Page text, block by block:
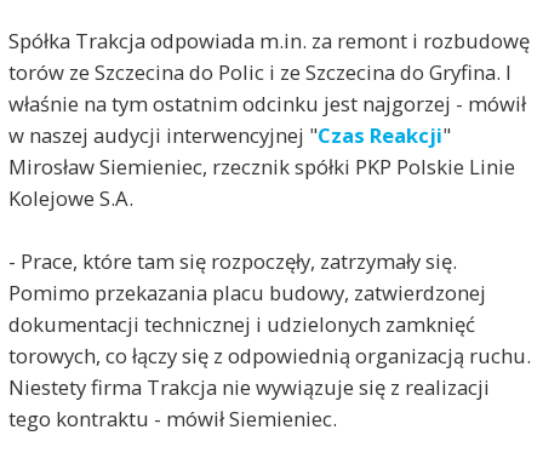
Spółka Trakcja odpowiada m.in. za remont i rozbudowę
torów ze Szczecina do Polic i ze Szczecina do Gryfina. I
właśnie na tym ostatnim odcinku jest najgorzej - mówił
w naszej audycji interwencyjnej "Czas Reakcji"
Mirosław Siemieniec, rzecznik spółki PKP Polskie Linie
Kolejowe S.A.
- Prace, które tam się rozpoczęły, zatrzymały się.
Pomimo przekazania placu budowy, zatwierdzonej
dokumentacji technicznej i udzielonych zamknięć
torowych, co łączy się z odpowiednią organizacją ruchu.
Niestety firma Trakcja nie wywiązuje się z realizacji
tego kontraktu - mówił Siemieniec.